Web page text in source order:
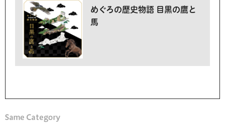
めぐろの歴史物語 目黒の鷹と
馬